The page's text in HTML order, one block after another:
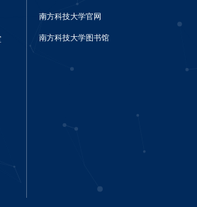
南方科技大学官网
南方科技大学图书馆